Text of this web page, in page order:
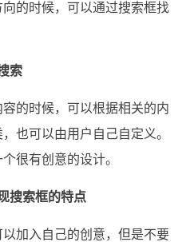
的时候，可以通过搜索框找
索
的时候，可以根据相关的内
也可以由用户自己自定义。
很有创意的设计。
索框的特点
加入自己的创意，但是不要